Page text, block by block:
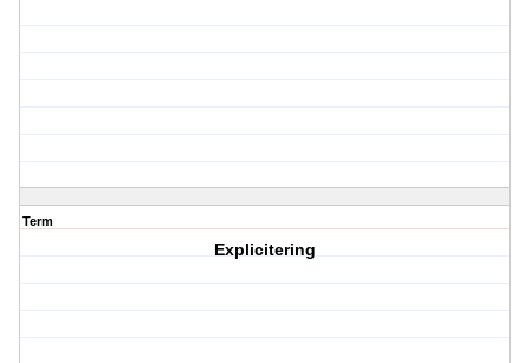
Term
Explicitering